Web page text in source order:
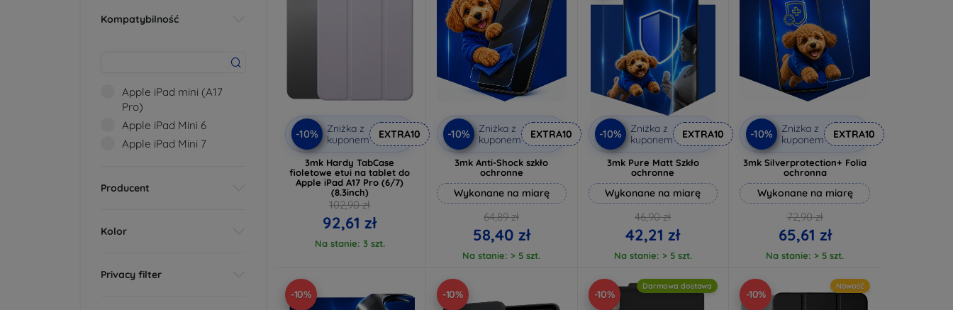
Kompatybilność
Apple iPad mini (A17
Pro)
Apple iPad Mini 6
Apple iPad Mini 7
Producent
Kolor
Privacy filter
-10%
Zniżka z
kuponem
EXTRA10
3mk Hardy TabCase
fioletowe etui na tablet do
Apple iPad A17 Pro (6/7)
(8.3inch)
102,90 zł
92,61 zł
Na stanie: 3 szt.
-10%
Zniżka z
kuponem
EXTRA10
3mk Anti-Shock szkło
ochronne
Wykonane na miarę
64,89 zł
58,40 zł
Na stanie: > 5 szt.
-10%
Zniżka z
kuponem
EXTRA10
3mk Pure Matt Szkło
ochronne
Wykonane na miarę
46,90 zł
42,21 zł
Na stanie: > 5 szt.
-10%
Zniżka z
kuponem
EXTRA10
3mk Silverprotection+ Folia
ochronna
Wykonane na miarę
72,90 zł
65,61 zł
Na stanie: > 5 szt.
-10% -10% -10%
Darmowa dostawa
-10%
Nowość